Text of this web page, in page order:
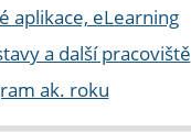
aplikace, eLearning
a další pracoviště
ak. roku